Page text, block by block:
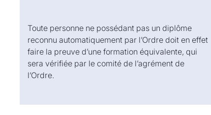
Toute personne ne possédant pas un diplôme
reconnu automatiquement par l’Ordre doit en effet
faire la preuve d’une formation équivalente, qui
sera vérifiée par le comité de l’agrément de
l’Ordre.